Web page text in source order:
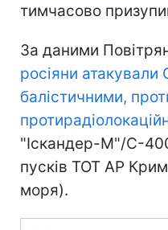
тимчасово
За даними
росіяни
балістичними,
"Іскандер-М"/С-
пусків ТОТ АР
моря).